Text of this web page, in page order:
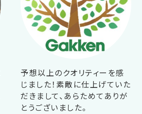
予想以上のクオリティーを感
じました！素敵に仕上げていた
だきまして、あらためてありが
とうございました。